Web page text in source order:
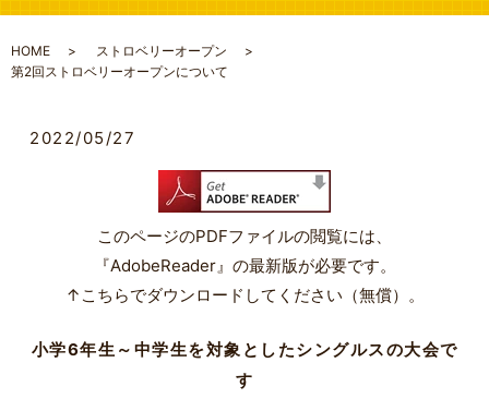
HOME
ストロベリーオープン
第2回ストロベリーオープンについて
2022/05/27
このページのPDFファイルの閲覧には、
『AdobeReader』の最新版が必要です。
↑こちらでダウンロードしてください（無償）。
小学6年生～中学生を対象としたシングルスの大会で
す